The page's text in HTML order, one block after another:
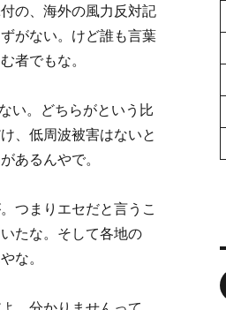
の、海外の風力反対記
がない。けど誰も言葉
者でもな。
い。どちらがという比
、低周波被害はないと
あるんやで。
つまりエセだと言うこ
たな。そして各地の
な。